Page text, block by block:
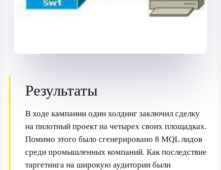
Результаты
В ходе кампании один холдинг заключил сделку
на пилотный проект на четырех своих площадках.
Помимо этого было сгенерировано 8 MQL лидов
среди промышленных компаний. Как последствие
таргетинга на широкую аудитории были